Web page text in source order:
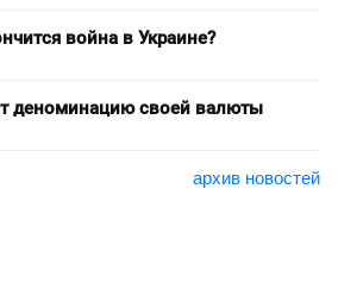
война в Украине?
деноминацию своей валюты
архив новостей